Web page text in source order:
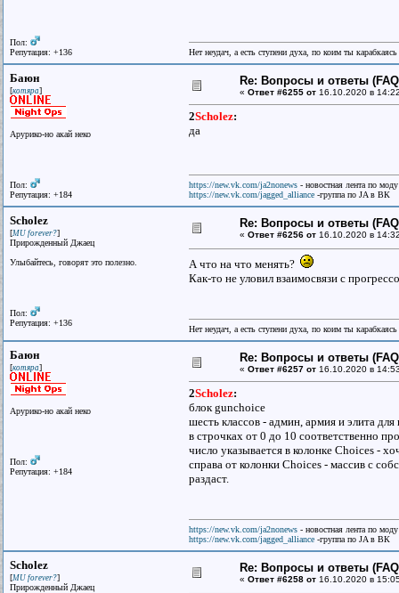
Пол:
Репутация: +136
Нет неудач, а есть ступени духа, по коим ты
Баюн
[котяра]
Арурико-но акай неко
Пол:
Репутация: +184
Re: Вопросы и ответы
« Ответ #6255 от 16.10.2020 в
2Scholez:
да
https://new.vk.com/ja2nonews - новостная лента по
https://new.vk.com/jagged_alliance -группа по JA в ВК
Scholez
[MU forever?]
Прирожденный Джаец
Улыбайтесь, говорят это полезно.
Пол:
Репутация: +136
Re: Вопросы и ответы
« Ответ #6256 от 16.10.2020 в
А что на что менять?
Как-то не уловил взаимосвязи с
Нет неудач, а есть ступени духа, по коим ты
Баюн
[котяра]
Арурико-но акай неко
Пол:
Репутация: +184
Re: Вопросы и ответы
« Ответ #6257 от 16.10.2020 в
2Scholez:
блок gunchoice
шесть классов - админ, армия и элита
в строчках от 0 до 10 соответственно
число указывается в колонке Choices -
справа от колонки Choices - массив с
раздаст.
https://new.vk.com/ja2nonews - новостная лента по
https://new.vk.com/jagged_alliance -группа по JA в ВК
Scholez
[MU forever?]
Прирожденный Джаец
Re: Вопросы и ответы
« Ответ #6258 от 16.10.2020 в